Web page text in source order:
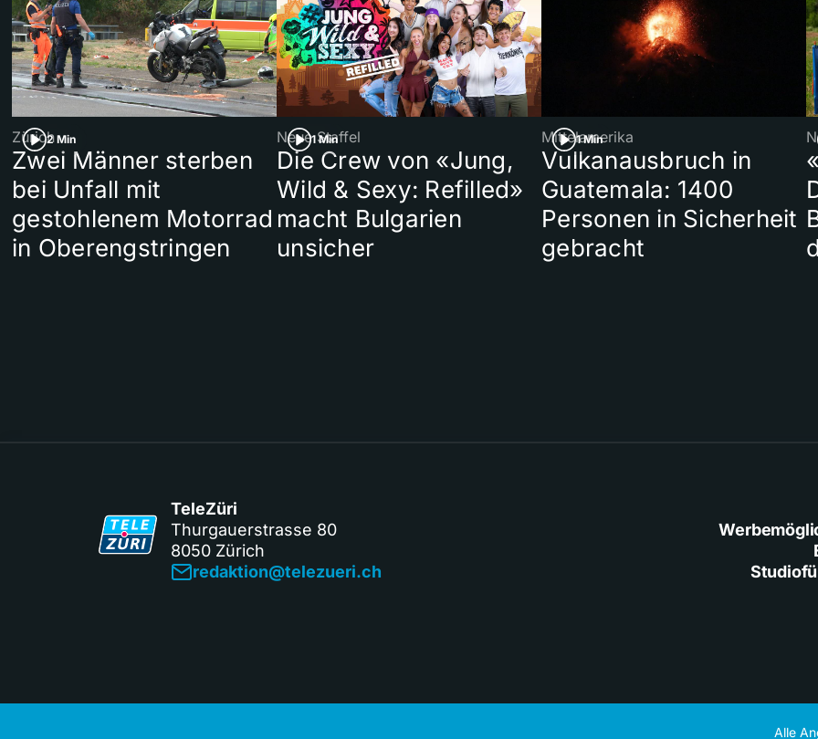
2 Min
Zürich
Zwei Männer sterben
bei Unfall mit
gestohlenem Motorrad
in Oberengstringen
1 Min
Neue Staffel
Die Crew von «Jung,
Wild & Sexy: Refilled»
macht Bulgarien
unsicher
1 Min
Mittelamerika
Vulkanausbruch in
Guatemala: 1400
Personen in Sicherheit
gebracht
TeleZüri
Thurgauerstrasse 80
8050 Zürich
redaktion@telezueri.ch
Alle